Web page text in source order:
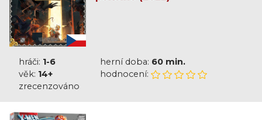
hráči: 1-6 herní doba: 60 min.
věk: 14+
hodnocení:
zrecenzováno